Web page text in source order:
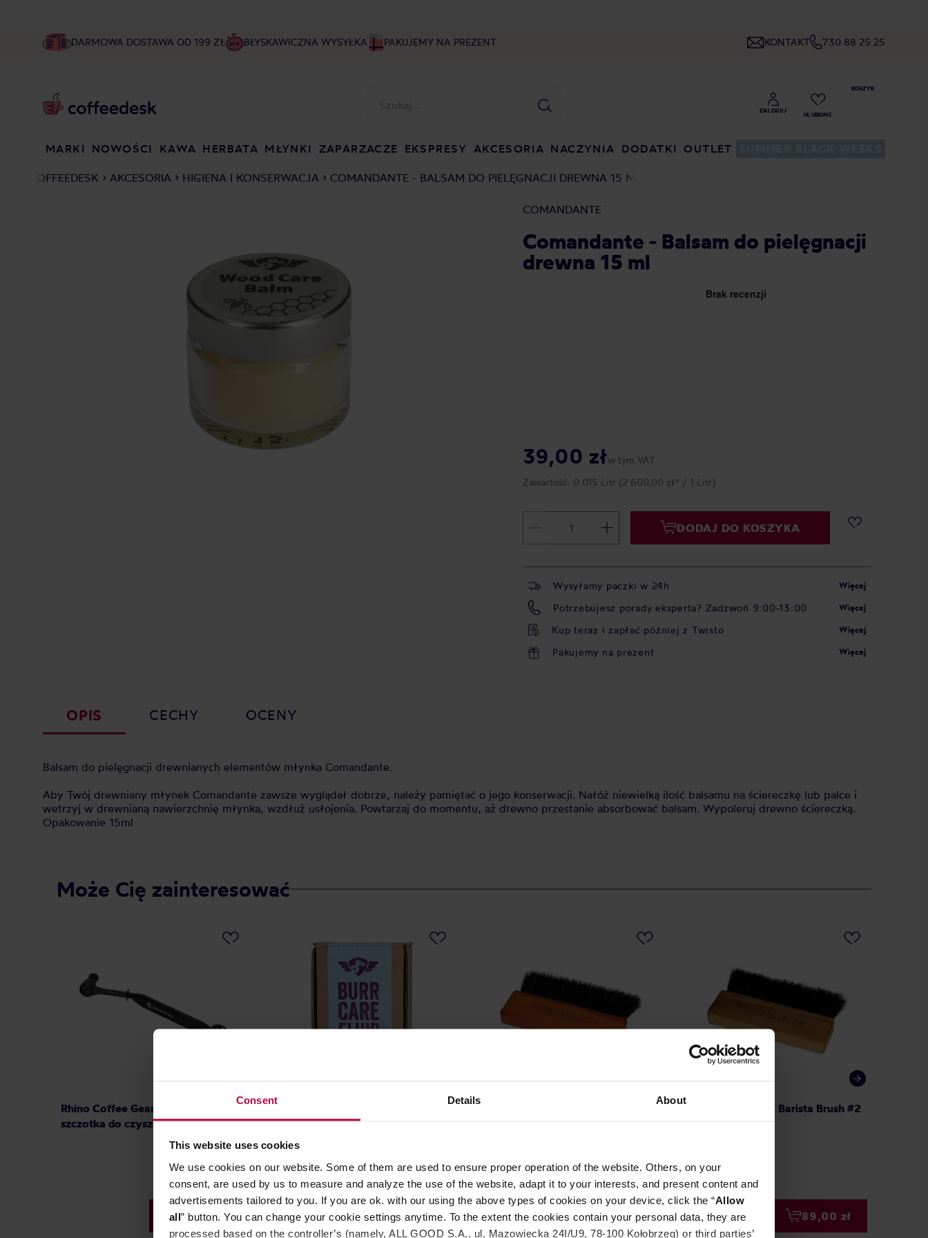
Consent Details About
This website uses cookies
We use cookies on our website. Some of them are used to ensure proper operation of the website. Others, on your
consent, are used by us to measure and analyze the use of the website, adapt it to your interests, and present content and
advertisements tailored to you. If you are ok. with our using the above types of cookies on your device, click the “Allow
all” button. You can change your cookie settings anytime. To the extent the cookies contain your personal data, they are
processed based on the controller’s (namely, ALL GOOD S.A., ul. Mazowiecka 24I/U9, 78-100 Kołobrzeg) or third parties’
DARMOWA DOSTAWA OD 199 ZŁ BŁYSKAWICZNA WYSYŁKA PAKUJEMY NA PREZENT KONTAKT 730 88 25 25
MARKI NOWOŚCI KAWA HERBATA MŁYNKI ZAPARZACZE EKSPRESY AKCESORIA NACZYNIA DODATKI OUTLET
COFFEEDESK AKCESORIA HIGIENA I KONSERWACJA COMANDANTE - BALSAM DO PIELĘGNACJI DREWNA 15 ML
COMANDANTE
Comandante - Balsam do pielęgnacji
drewna 15 ml
39,00 złw tym VAT
Zawartość: 0.015 Litr (2 600,00 zł* / 1 Litr)
DODAJ DO KOSZYKA
Wysyłamy paczki w 24h Więcej
Potrzebujesz porady eksperta? Zadzwoń 9:00-13:00 Więcej
Kup teraz i zapłać później z Twisto Więcej
Pakujemy na prezent Więcej
OPIS CECHY OCENY
Balsam do pielęgnacji drewnianych elementów młynka Comandante.
Aby Twój drewniany młynek Comandante zawsze wyglądał dobrze, należy pamiętać o jego konserwacji. Nałóż niewielką ilość balsamu na ściereczkę lub palce i
wetrzyj w drewnianą nawierzchnię młynka, wzdłuż usłojenia. Powtarzaj do momentu, aż drewno przestanie absorbować balsam. Wypoleruj drewno ściereczką.
Opakowanie 15ml
Może Cię zainteresować
Rhino Coffee Gear Head Brush -
szczotka do czyszczenia grupy
55,99 zł
Comandante - Zestaw do
pielęgnacji żarna
109,00 zł
Comandante - Szczotka MAX #2 -
89,00 zł
Comandante MAX Barista Brush #2
89,00 zł